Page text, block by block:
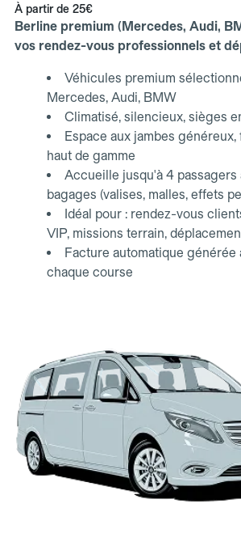
À partir de 25€
Berline premium (Mercedes, Audi,
vos rendez-vous professionnels et
Véhicules premium
Mercedes, Audi, BMW
Climatisé, silencieux, sièges
Espace aux jambes généreux,
haut de gamme
Accueille jusqu'à 4 passagers
bagages (valises, malles, effets
Idéal pour : rendez-vous
VIP, missions terrain,
Facture automatique générée
chaque course